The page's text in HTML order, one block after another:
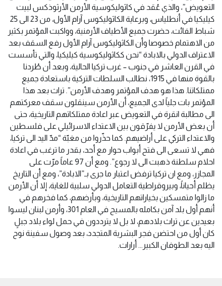
التعويض”، والذي عُقد في كاثوليكوسية الأرمن الأرثوذكس لبيت
كيليكيا في أنطلياس، وبرعاية الكاثوليكوس آرام الأول، من 23 الى 25
شباط الفائت، حضرت جميع الأطياف الأرمنية، وواكبت المؤتمر بكثير
من الاهتمام خصوصا وأن الكاثوليكوس آرام الأول رفع السقف بعد
الاعتراف الدولي بالابادة “نحن ككاثوليكوسية كيليكيا، والتي تأسست
في القرن العاشر في جنوب – غرب تركيا الحالية، وبعد أن طُردنا
بالقوة منها في 1915، نطالب السلطات التركية باستعادة جميع
ممتلكاتنا. هذا هو هدف المؤتمر وهدف الأرمن”. تراث بعد هذا
المؤتمر بات جلياً لدى الجميع، أن الأرمن سينقلون سقف معركتهم
الى مطالبة انقرة في التعويض عبر اعادة ممتلكاتهم التاريخية، حتى
أن بعض الأرمن لا يفرّقون بين الاعتداء الاسرائيلي على فلسطين
والاعتداء التركي على أراضيهم. كما حذّروا من مغبّة “مدّ اليد الى تركيا،
فهي لا تسعى الى فتح أبواب حوار مع أحد، بقدر ما ترغب في اعادة
احلام سلطنة ذهبت الى لا رجوع”. ومع أن 97 عاماً مرّت على
المجازر، ومع ان تركيا ترفض اعتبار ما جرى بـ”الابادة”، ومع أن التاريخ
يظلم أحياناً، وبيروقراطية التعامل الدولي سلبية للغاية، إلا أن الأرمن
ما زالوا متمسكين بخياراتهم التاريخية، وبأرضهم، كما فخرهم في
أنهم أول بلد آمن بكامله بالمسيح في العام 301، وأرمن لبنان ليسوا
بعيدين عن تراث بلادهم، لا بل لا يترددون في حمل لواء بلاد جبلٍ
كان أول من احتضن فجر البشرية المتجدد، بعد وصول سفينة نوح
اليه بعد الطوفان الكبير… أرارات.